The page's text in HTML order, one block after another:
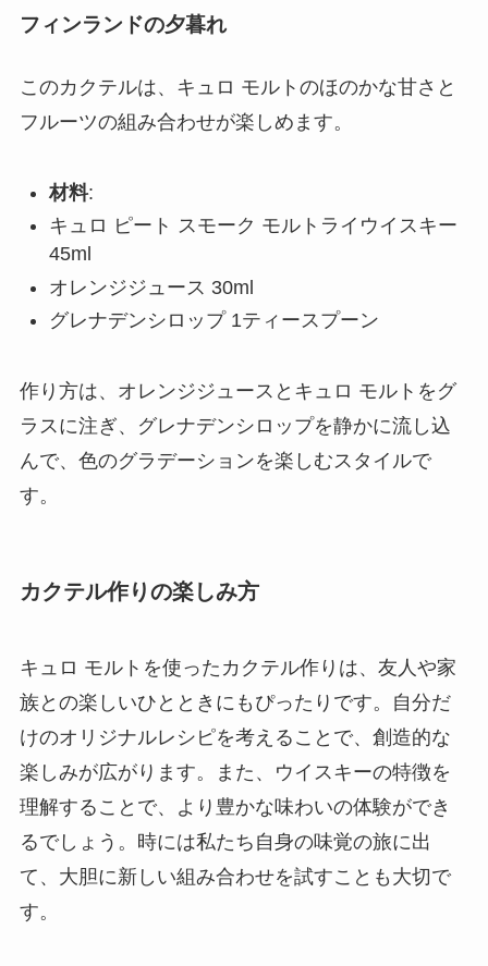
フィンランドの夕暮れ
このカクテルは、キュロ モルトのほのかな甘さと
フルーツの組み合わせが楽しめます。
材料:
キュロ ピート スモーク モルトライウイスキー
45ml
オレンジジュース 30ml
グレナデンシロップ 1ティースプーン
作り方は、オレンジジュースとキュロ モルトをグ
ラスに注ぎ、グレナデンシロップを静かに流し込
んで、色のグラデーションを楽しむスタイルで
す。
カクテル作りの楽しみ方
キュロ モルトを使ったカクテル作りは、友人や家
族との楽しいひとときにもぴったりです。自分だ
けのオリジナルレシピを考えることで、創造的な
楽しみが広がります。また、ウイスキーの特徴を
理解することで、より豊かな味わいの体験ができ
るでしょう。時には私たち自身の味覚の旅に出
て、大胆に新しい組み合わせを試すことも大切で
す。